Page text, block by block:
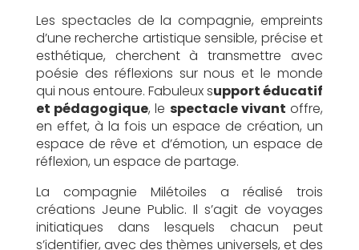
Les spectacles de la compagnie, empreints
d’une recherche artistique sensible, précise et
esthétique, cherchent à transmettre avec
poésie des réflexions sur nous et le monde
qui nous entoure. Fabuleux support éducatif
et pédagogique, le spectacle vivant offre,
en effet, à la fois un espace de création, un
espace de rêve et d’émotion, un espace de
réflexion, un espace de partage.
La compagnie Milétoiles a réalisé trois
créations Jeune Public. Il s’agit de voyages
initiatiques dans lesquels chacun peut
s’identifier, avec des thèmes universels, et des